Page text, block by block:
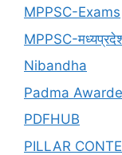
MPPSC-Exams
MPPSC-
Nibandha
Padma
PDFHUB
PILLAR